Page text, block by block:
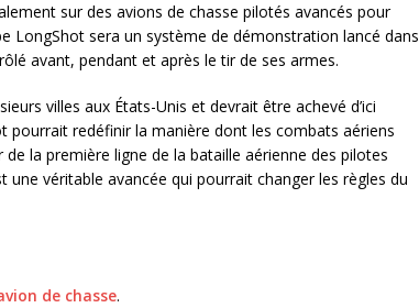
sur des avions de chasse pilotés avancés pour
LongShot sera un système de démonstration lancé dans
avant, pendant et après le tir de ses armes.
villes aux États-Unis et devrait être achevé d’ici
pourrait redéfinir la manière dont les combats aériens
la première ligne de la bataille aérienne des pilotes
une véritable avancée qui pourrait changer les règles du
de chasse.